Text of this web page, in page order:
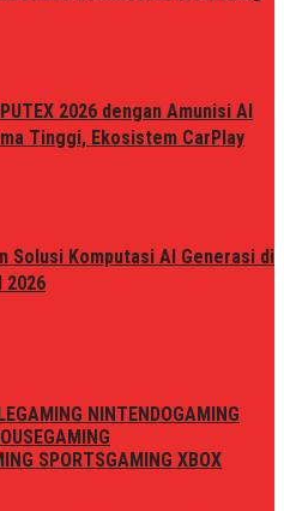
2026 dengan Amunisi AI
Tinggi, Ekosistem CarPlay
Solusi Komputasi AI Generasi di
2026
GAMING NINTENDOGAMING
GAMING
SPORTSGAMING XBOX